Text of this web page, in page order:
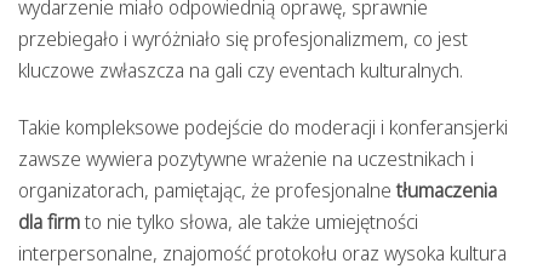
wydarzenie miało odpowiednią oprawę, sprawnie
przebiegało i wyróżniało się profesjonalizmem, co jest
kluczowe zwłaszcza na gali czy eventach kulturalnych.
Takie kompleksowe podejście do moderacji i konferansjerki
zawsze wywiera pozytywne wrażenie na uczestnikach i
organizatorach, pamiętając, że profesjonalnetłumaczenia
dla firmto nie tylko słowa, ale także umiejętności
interpersonalne, znajomość protokołu oraz wysoka kultura